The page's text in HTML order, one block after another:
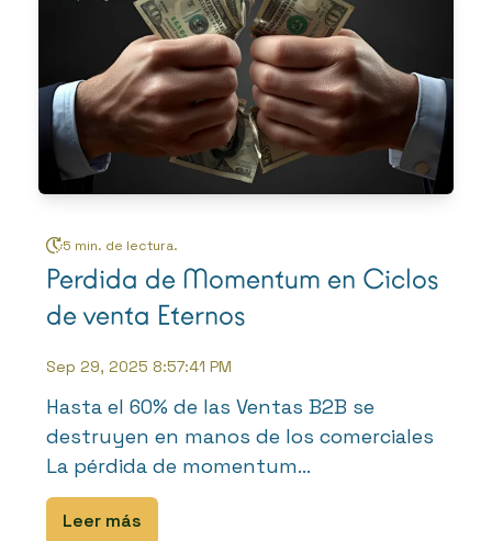
5 min. de lectura.
Perdida de Momentum en Ciclos
de venta Eternos
Sep 29, 2025 8:57:41 PM
Hasta el 60% de las Ventas B2B se
destruyen en manos de los comerciales
La pérdida de momentum...
Leer más